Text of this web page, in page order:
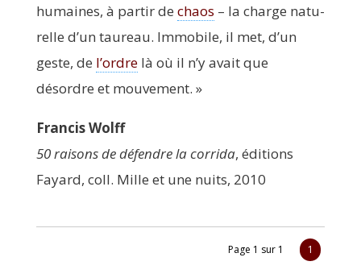
humaines, à par­tir de chaos – la charge natu­
relle d’un tau­reau. Immo­bile, il met, d’un
geste, de l’ordrelà où il n’y avait que
désordre et mouvement. »
Fran­cis Wolff
50 rai­sons de défendre la cor­ri­da, édi­tions
Fayard, coll. Mille et une nuits, 2010
Page 1 sur 1 1